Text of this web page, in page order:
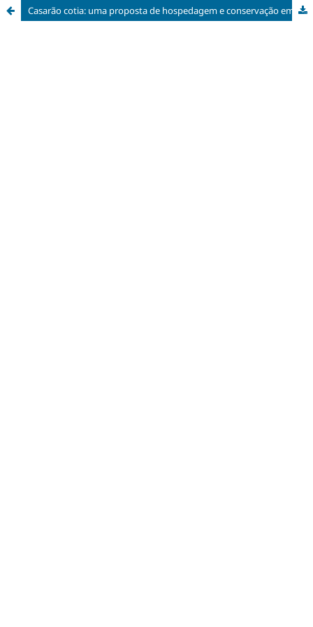
Casarão cotia: uma proposta de hospedagem e conservação em Poconé – MT